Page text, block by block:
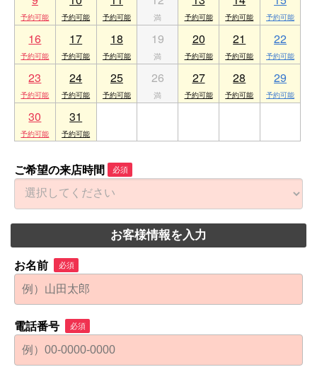
16 17 18 19 20 21 22
23 24 25 26 27 28 29
30 31
ご希望の来店時間 必須
お客様情報を入力
お名前 必須
電話番号 必須